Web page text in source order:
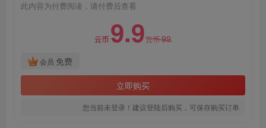
此内容为付费阅读，请付费后查看
云币 9.9云币99
会员 免费
立即购买
您当前未登录！建议登陆后购买，可保存购买订单